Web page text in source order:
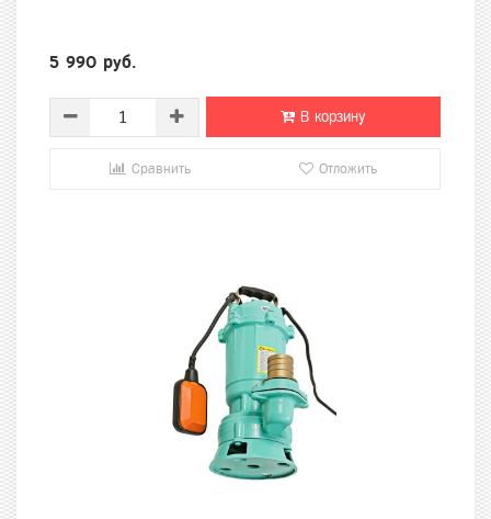
5 990 руб.
В корзину
Сравнить Отложить